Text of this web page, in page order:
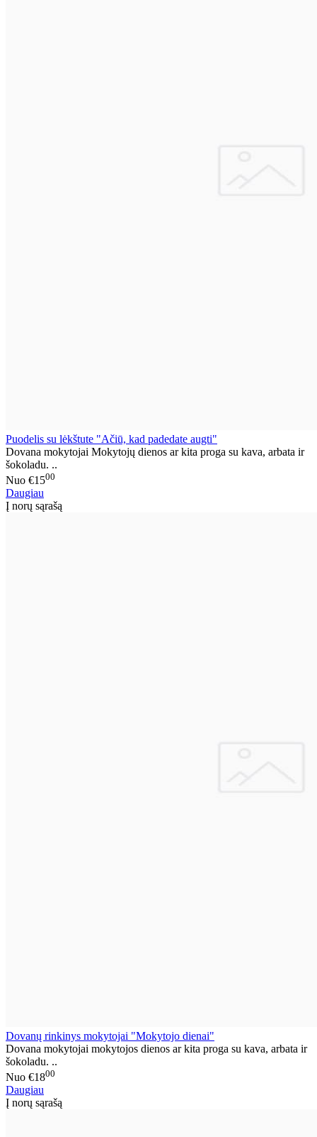
Puodelis su lėkštute "Ačiū, kad padedate augti"
Dovana mokytojai Mokytojų dienos ar kita proga su kava, arbata ir
šokoladu. ..
Nuo €1500
Daugiau
Į norų sąrašą
Dovanų rinkinys mokytojai "Mokytojo dienai"
Dovana mokytojai mokytojos dienos ar kita proga su kava, arbata ir
šokoladu. ..
Nuo €1800
Daugiau
Į norų sąrašą